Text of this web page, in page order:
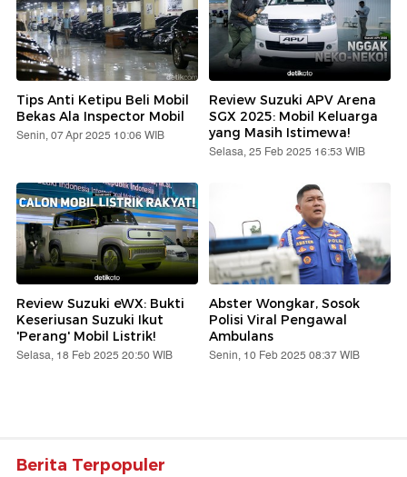
Tips Anti Ketipu Beli Mobil
Bekas Ala Inspector Mobil
Senin, 07 Apr 2025 10:06 WIB
Review Suzuki APV Arena
SGX 2025: Mobil Keluarga
yang Masih Istimewa!
Selasa, 25 Feb 2025 16:53 WIB
Review Suzuki eWX: Bukti
Keseriusan Suzuki Ikut
'Perang' Mobil Listrik!
Selasa, 18 Feb 2025 20:50 WIB
Abster Wongkar, Sosok
Polisi Viral Pengawal
Ambulans
Senin, 10 Feb 2025 08:37 WIB
Berita Terpopuler